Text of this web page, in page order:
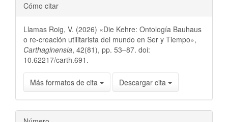
Cómo citar
Llamas Roig, V. (2026) «Die Kehre: Ontología Bauhaus
o re-creación utilitarista del mundo en Ser y Tiempo»,
Carthaginensia, 42(81), pp. 53–87. doi:
10.62217/carth.691.
Más formatos de cita Descargar cita